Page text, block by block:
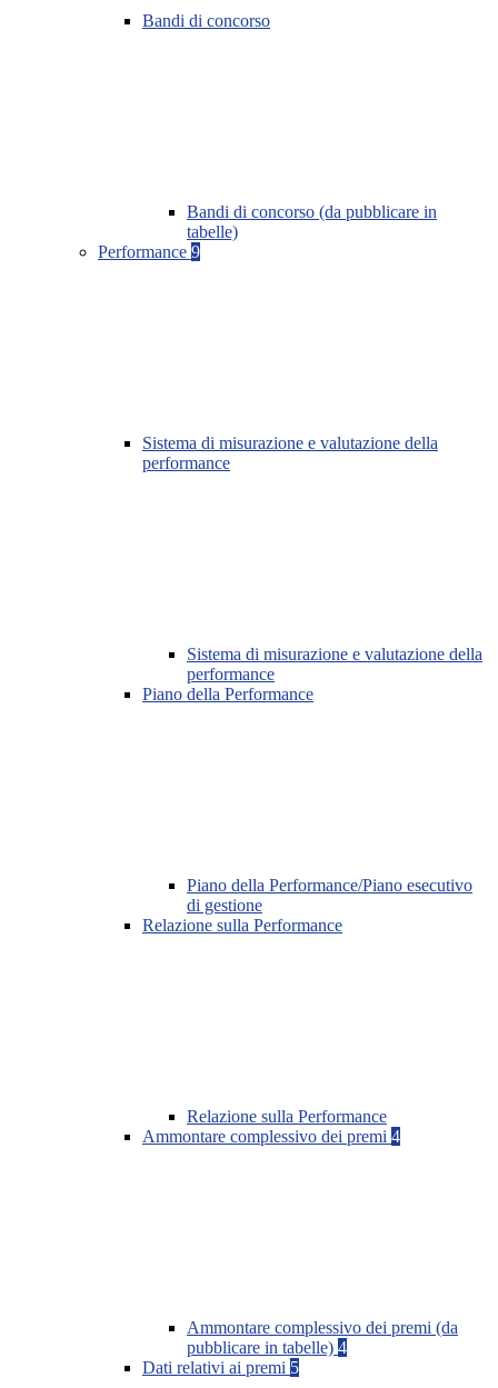
Bandi di concorso
Bandi di concorso (da pubblicare in
tabelle)
Performance 9
Sistema di misurazione e valutazione della
performance
Sistema di misurazione e valutazione della
performance
Piano della Performance
Piano della Performance/Piano esecutivo
di gestione
Relazione sulla Performance
Relazione sulla Performance
Ammontare complessivo dei premi 4
Ammontare complessivo dei premi (da
pubblicare in tabelle) 4
Dati relativi ai premi 5